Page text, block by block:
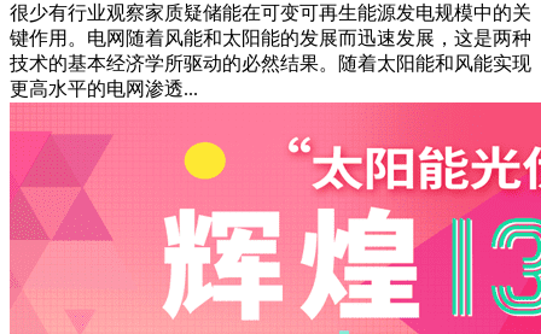
很少有行业观察家质疑储能在可变可再生能源发电规模中的关
键作用。电网随着风能和太阳能的发展而迅速发展，这是两种
技术的基本经济学所驱动的必然结果。随着太阳能和风能实现
更高水平的电网渗透...